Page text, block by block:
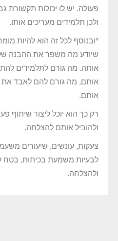
פעולה. יש לו יכולות תקשורת
ולכן תלמידים מעריכים אותו.
*ובנוסף לכל זה הוא להיות
שיודע מה משפר את ההבנה
אותה. מה גורם לתלמידים
אותם, מה גורם להם לאבד
אותם.
רק כך הוא יוכל ליצור שיתוף
ולהוביל אותם להצלחה.
צעקות, עונשים, שיעורים
לבעיות משמעת בכיתות, בטח
ולהצלחה.